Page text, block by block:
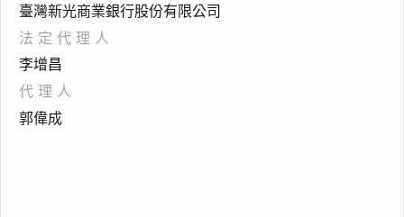
臺灣新光商業銀行股份有限公司
法定代理人
李增昌
代理人
郭偉成